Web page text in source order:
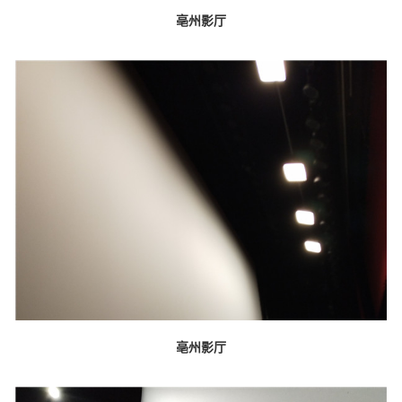
亳州影厅
亳州影厅